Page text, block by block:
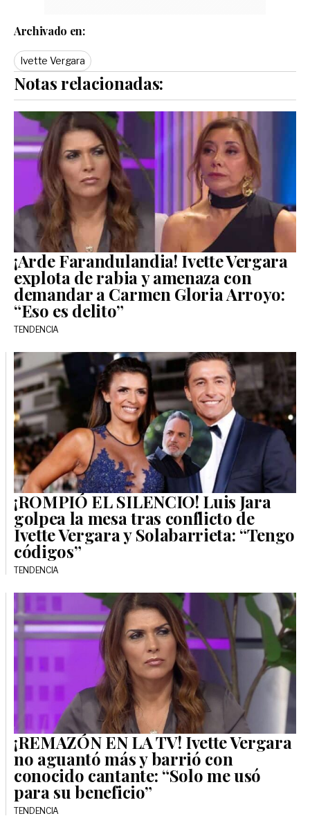
Archivado en:
Ivette Vergara
Notas relacionadas:
¡Arde Farandulandia! Ivette Vergara
explota de rabia y amenaza con
demandar a Carmen Gloria Arroyo:
“Eso es delito”
TENDENCIA
¡ROMPIÓ EL SILENCIO! Luis Jara
golpea la mesa tras conflicto de
Ivette Vergara y Solabarrieta: “Tengo
códigos”
TENDENCIA
¡REMAZÓN EN LA TV! Ivette Vergara
no aguantó más y barrió con
conocido cantante: “Solo me usó
para su beneficio”
TENDENCIA